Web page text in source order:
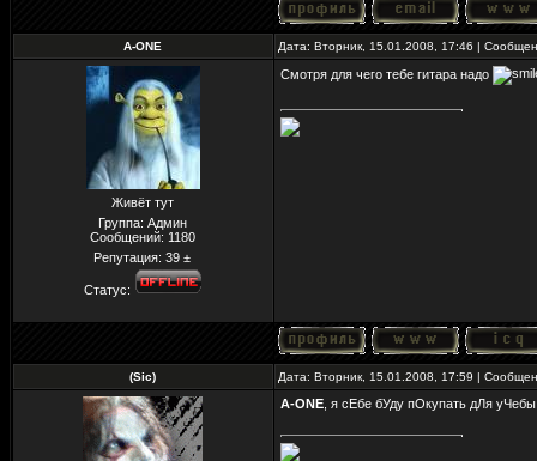
A-ONE Дата: Вторник, 15.01.2008, 17:46 |
Живёт тут
Группа: Админ
Сообщений: 1180
Репутация:39 ±
Статус:
Смотря для чего тебе гитара надо
(Sic) Дата: Вторник, 15.01.2008, 17:59 |
A-ONE , я сЕбе бУду пОкупать дЛя